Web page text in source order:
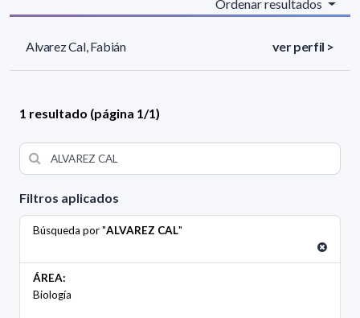
Filtros aplicados
Búsqueda por "ALVAREZ CAL"
ÁREA:
Biología
Ordenar resultados
Alvarez Cal, Fabián ver perfil >
1 resultado (página 1/1)